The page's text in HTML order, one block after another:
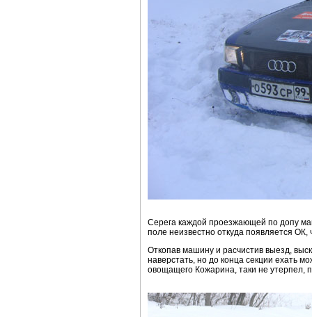
Серега каждой проезжающей по допу
поле неизвестно откуда появляется ОК,
Откопав машину и расчистив выезд,
наверстать, но до конца секции ехать
овощащего Кожарина, таки не утерпел,